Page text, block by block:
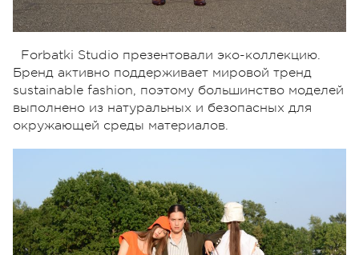
Forbatki Studio презентовали эко-коллекцию.
Бренд активно поддерживает мировой тренд
sustainable fashion, поэтому большинство моделей
выполнено из натуральных и безопасных для
окружающей среды материалов.